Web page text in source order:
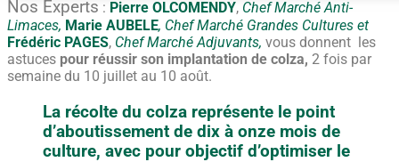
Nos Experts : Pierre OLCOMENDY, Chef Marché Anti-
Limaces, Marie AUBELE, Chef Marché Grandes Cultures et
Frédéric PAGES, Chef Marché Adjuvants, vous donnent les
astuces pour réussir son implantation de colza, 2 fois par
semaine du 10 juillet au 10 août.
La récolte du colza représente le point
d’aboutissement de dix à onze mois de
culture, avec pour objectif d’optimiser le